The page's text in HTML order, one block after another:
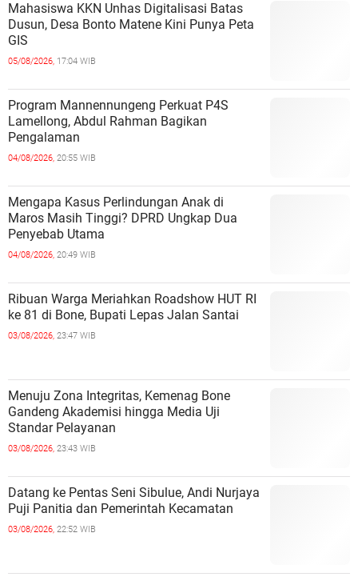
Mahasiswa KKN Unhas Digitalisasi Batas
Dusun, Desa Bonto Matene Kini Punya Peta
GIS
05/08/2026, 17:04 WIB
Program Mannennungeng Perkuat P4S
Lamellong, Abdul Rahman Bagikan
Pengalaman
04/08/2026, 20:55 WIB
Mengapa Kasus Perlindungan Anak di
Maros Masih Tinggi? DPRD Ungkap Dua
Penyebab Utama
04/08/2026, 20:49 WIB
Ribuan Warga Meriahkan Roadshow HUT RI
ke 81 di Bone, Bupati Lepas Jalan Santai
03/08/2026, 23:47 WIB
Menuju Zona Integritas, Kemenag Bone
Gandeng Akademisi hingga Media Uji
Standar Pelayanan
03/08/2026, 23:43 WIB
Datang ke Pentas Seni Sibulue, Andi Nurjaya
Puji Panitia dan Pemerintah Kecamatan
03/08/2026, 22:52 WIB